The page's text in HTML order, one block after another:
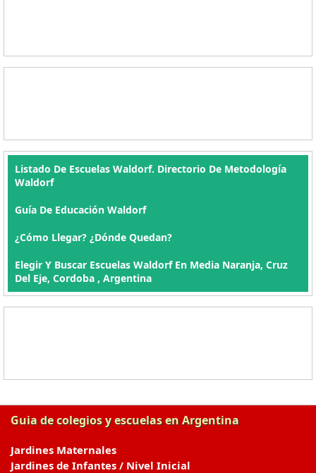
Listado De Escuelas Waldorf. Directorio De Metodología
Waldorf
Guía De Educación Waldorf
¿Cómo Llegar? ¿Dónde Quedan?
Elegir Y Buscar Escuelas Waldorf En Media Naranja, Cruz
Del Eje, Cordoba , Argentina
Guia de colegios y escuelas en Argentina
Jardines Maternales
Jardines de Infantes / Nivel Inicial